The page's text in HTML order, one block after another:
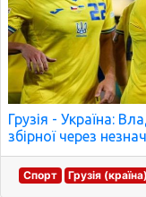
Грузія - Україна:
збірної через
Спорт Грузія (країна)